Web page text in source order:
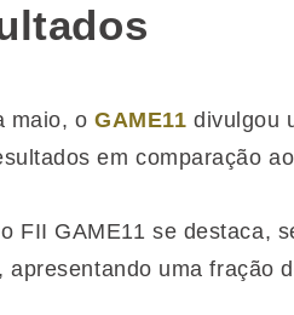
maio, oGAME11 divulgou
em comparação
FII GAME11 se destaca,
uma fração